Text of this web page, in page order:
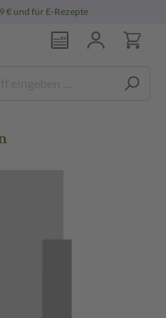
€ und für E-Rezepte